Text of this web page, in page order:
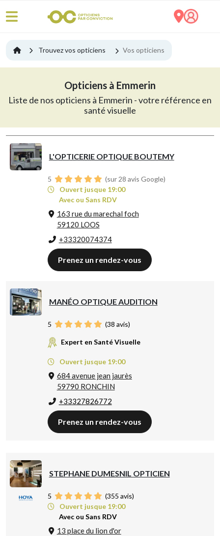
Trouvez vos opticiens Vos opticiens
Opticiens à Emmerin
Liste de nos opticiens à Emmerin - votre référence en
santé visuelle
L'OPTICERIE OPTIQUE BOUTEMY
5
(sur 28 avis Google)
Ouvert jusque 19:00
Avec ou Sans RDV
163 rue du marechal foch
59120 LOOS
+33320074374
Prenez un rendez-vous
MANÉO OPTIQUE AUDITION
5 (38 avis)
Expert en Santé Visuelle
Ouvert jusque 19:00
684 avenue jean jaurès
59790 RONCHIN
+33327826772
Prenez un rendez-vous
STEPHANE DUMESNIL OPTICIEN
5 (355 avis)
Ouvert jusque 19:00
Avec ou Sans RDV
13 place du lion d'or